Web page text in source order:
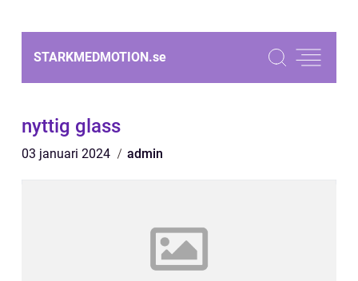
STARKMEDMOTION.se
nyttig glass
03 januari 2024 admin